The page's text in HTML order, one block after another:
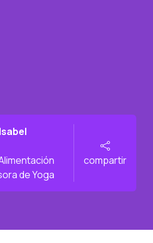
de Yoga
compartir